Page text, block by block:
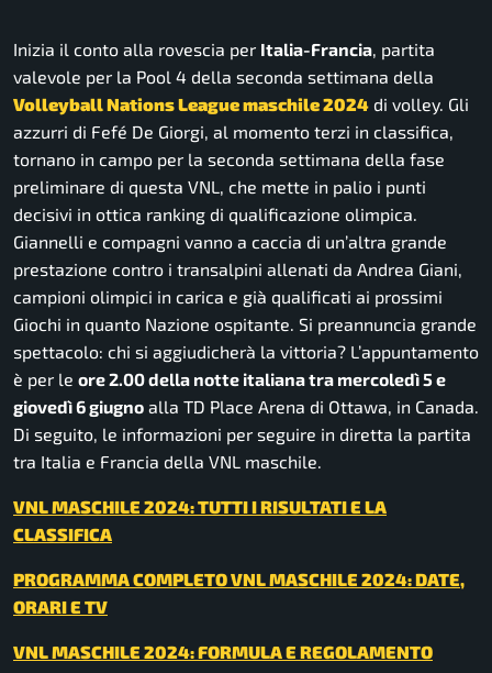
Inizia il conto alla rovescia per Italia-Francia, partita
valevole per la Pool 4 della seconda settimana della
Volleyball Nations League maschile 2024 di volley. Gli
azzurri di Fefé De Giorgi, al momento terzi in classifica,
tornano in campo per la seconda settimana della fase
preliminare di questa VNL, che mette in palio i punti
decisivi in ottica ranking di qualificazione olimpica.
Giannelli e compagni vanno a caccia di un’altra grande
prestazione contro i transalpini allenati da Andrea Giani,
campioni olimpici in carica e già qualificati ai prossimi
Giochi in quanto Nazione ospitante. Si preannuncia grande
spettacolo: chi si aggiudicherà la vittoria? L’appuntamento
è per le ore 2.00 della notte italiana tra mercoledì 5 e
giovedì 6 giugno alla TD Place Arena di Ottawa, in Canada.
Di seguito, le informazioni per seguire in diretta la partita
tra Italia e Francia della VNL maschile.
VNL MASCHILE 2024: TUTTI I RISULTATI E LA
CLASSIFICA
PROGRAMMA COMPLETO VNL MASCHILE 2024: DATE,
ORARI E TV
VNL MASCHILE 2024: FORMULA E REGOLAMENTO